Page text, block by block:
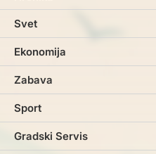
Svet
Ekonomija
Zabava
Sport
Gradski Servis